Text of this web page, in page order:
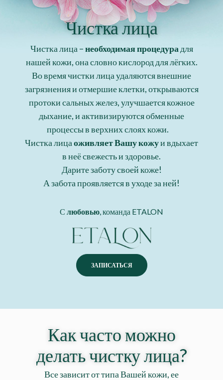
Чистка лица
Чистка лица –необходимая процедура для
нашей кожи, она словно кислород для лёгких.
Во время чистки лица удаляются внешние
загрязнения и отмершие клетки, открываются
протоки сальных желез, улучшается кожное
дыхание, и активизируются обменные
процессы в верхних слоях кожи. ⠀
Чистка лицаоживляет Вашу кожуи вдыхает
в неё свежесть и здоровье.
Дарите заботу своей коже!
А забота проявляется в уходе за ней!
С любовью, команда ETALON
ЗАПИСАТЬСЯ
Как часто можно
делать чистку лица?
Все зависит от типа Вашей кожи, ее